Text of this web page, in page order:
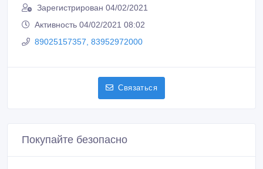
Зарегистрирован 04/02/2021
Активность 04/02/2021 08:02
89025157357, 83952972000
Связаться
Покупайте безопасно